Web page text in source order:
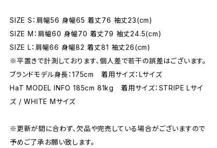
SIZE S：肩幅56 身幅65 着丈76 袖丈23(cm)
SIZE M：肩幅60 身幅70 着丈79 袖丈24.5(cm)
SIZE L：肩幅66 身幅82 着丈81 袖丈26(cm)
※平置きで計測しております、個人差で若干の誤差はございます。
ブランドモデル身長：175cm 着用サイズ：Lサイズ
HaT MODEL INFO 185cm 81kg 着用サイズ：STRIPE Lサイ
ズ / WHITE Mサイズ
※更新が間に合わず、欠品や完売している場合がございますので
予めご了承お願い致します。